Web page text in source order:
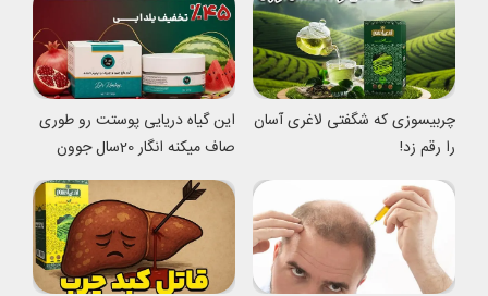
چربیسوزی که شگفتی لاغری آسان
را رقم زد!
این گیاه دریایی پوستت رو طوری
صاف میکنه انگار 20سال جوون
شدی